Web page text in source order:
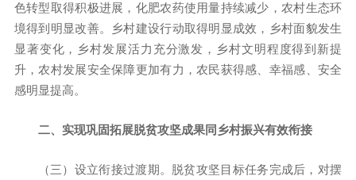
色转型取得积极进展，化肥农药使用量持续减少，农村生态环
境得到明显改善。乡村建设行动取得明显成效，乡村面貌发生
显著变化，乡村发展活力充分激发，乡村文明程度得到新提
升，农村发展安全保障更加有力，农民获得感、幸福感、安全
感明显提高。
二、实现巩固拓展脱贫攻坚成果同乡村振兴有效衔接
（三）设立衔接过渡期。脱贫攻坚目标任务完成后，对摆